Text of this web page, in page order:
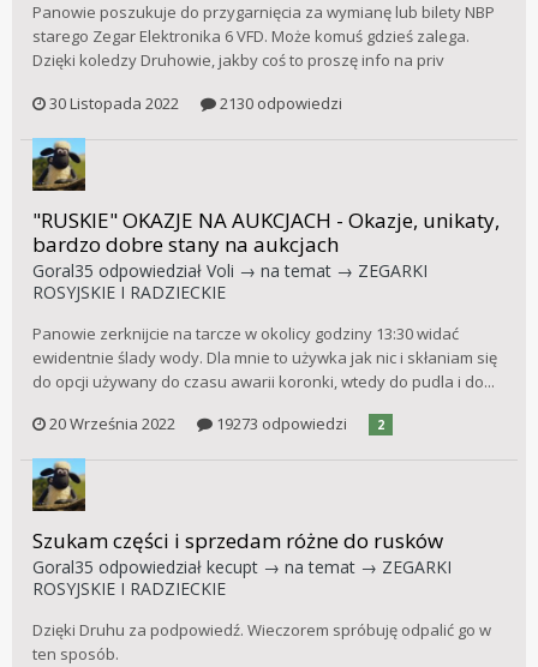
Panowie poszukuje do przygarnięcia za wymianę lub bilety NBP
starego Zegar Elektronika 6 VFD. Może komuś gdzieś zalega.
Dzięki koledzy Druhowie, jakby coś to proszę info na priv
30 Listopada 2022
2130 odpowiedzi
"RUSKIE" OKAZJE NA AUKCJACH - Okazje, unikaty,
bardzo dobre stany na aukcjach
Goral35 odpowiedział Voli → na temat → ZEGARKI
ROSYJSKIE I RADZIECKIE
Panowie zerknijcie na tarcze w okolicy godziny 13:30 widać
ewidentnie ślady wody. Dla mnie to używka jak nic i skłaniam się
do opcji używany do czasu awarii koronki, wtedy do pudla i do...
20 Września 2022
19273 odpowiedzi 2
Szukam części i sprzedam różne do rusków
Goral35 odpowiedział kecupt → na temat → ZEGARKI
ROSYJSKIE I RADZIECKIE
Dzięki Druhu za podpowiedź. Wieczorem spróbuję odpalić go w
ten sposób.